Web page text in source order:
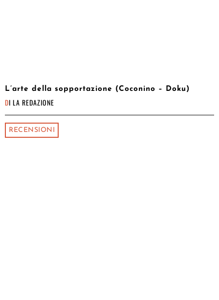
L’arte della sopportazione (Coconino – Doku)
DI LA REDAZIONE
RECENSIONI